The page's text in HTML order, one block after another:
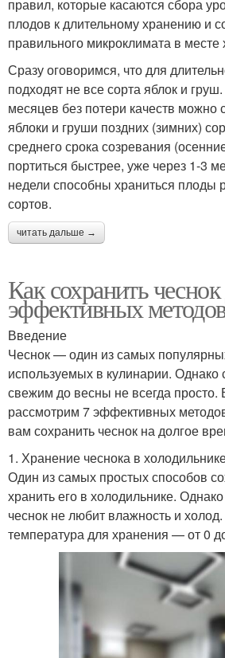
правил, которые касаются сбора
плодов к длительному хранению и
правильного микроклимата в месте
Сразу оговоримся, что для
подходят не все сорта яблок и
месяцев без потери качеств можно
яблоки и груши поздних (зимних)
среднего срока созревания
портиться быстрее, уже через 1-3
недели способны храниться плоды
сортов.
читать дальше →
Как сохранить
эффективных
Введение
Чеснок — один из самых
используемых в кулинарии. Однако
свежим до весны не всегда просто.
рассмотрим 7 эффективных
вам сохранить чеснок на долгое
1. Хранение чеснока в
Один из самых простых способов
хранить его в холодильнике.
чеснок не любит влажность и
температура для хранения — от 0